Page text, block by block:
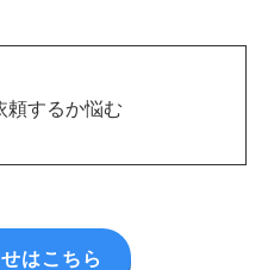
頼するか悩む
はこちら